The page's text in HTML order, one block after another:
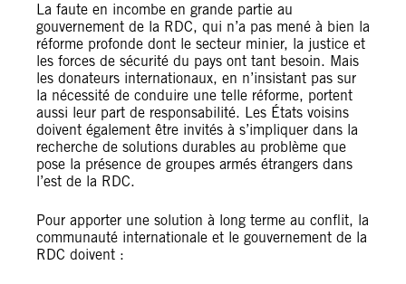
La faute en incombe en grande partie au
gouvernement de la RDC, qui n’a pas mené à bien la
réforme profonde dont le secteur minier, la justice et
les forces de sécurité du pays ont tant besoin. Mais
les donateurs internationaux, en n’insistant pas sur
la nécessité de conduire une telle réforme, portent
aussi leur part de responsabilité. Les États voisins
doivent également être invités à s’impliquer dans la
recherche de solutions durables au problème que
pose la présence de groupes armés étrangers dans
l’est de la RDC.
Pour apporter une solution à long terme au conflit, la
communauté internationale et le gouvernement de la
RDC doivent :